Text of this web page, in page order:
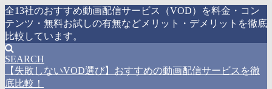
全13社のおすすめ動画配信サービス（VOD）を料金・コン
テンツ・無料お試しの有無などメリット・デメリットを徹底
比較しています。
SEARCH
【失敗しないVOD選び】おすすめの動画配信サービスを徹
底比較！